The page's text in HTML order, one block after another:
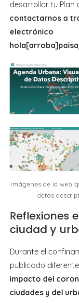
desarrollar tu Plan
contactarnos a
electrónico
Imágenes de la web
datos
Reflexiones
ciudad y
Durante el
publicado
impacto del
ciudades y del